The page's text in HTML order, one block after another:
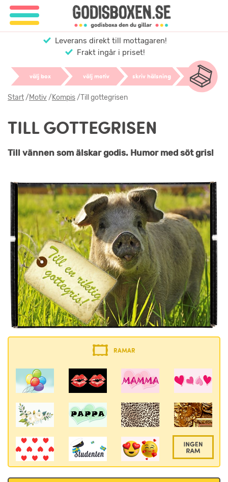
Leverans direkt till mottagaren!
Frakt ingår i priset!
välj box välj motiv skriv hälsning
Start/Motiv/Kompis/Till gottegrisen
TILL GOTTEGRISEN
Till vännen som älskar godis. Humor med söt gris!
RAMAR